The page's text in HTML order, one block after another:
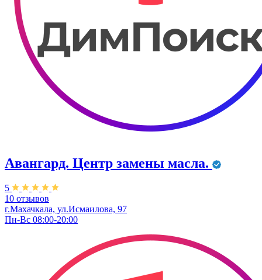
Авангард. ​Центр замены масла.
5
10 отзывов
г.Махачкала, ул.Исмаилова, 97
Пн-Вс 08:00-20:00